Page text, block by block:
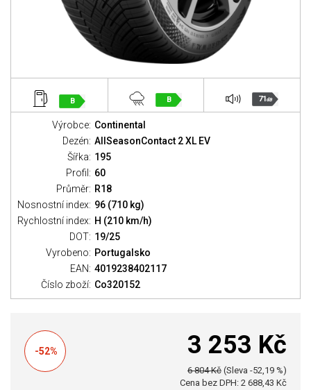
B B 71dB
Výrobce: Continental
Dezén: AllSeasonContact 2 XL EV
Šířka: 195
Profil: 60
Průměr: R18
Nosnostní index: 96 (710 kg)
Rychlostní index: H (210 km/h)
DOT: 19/25
Vyrobeno: Portugalsko
EAN: 4019238402117
Číslo zboží: Co320152
-52% 3 253 Kč
6 804 Kč (Sleva -52,19 %)
Cena bez DPH: 2 688,43 Kč